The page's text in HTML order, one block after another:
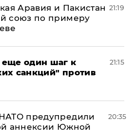
Аравия и Пакистан
союз по примеру
21:19
один шаг к
санкций" против
21:15
предупредили
аннексии Южной
20:35